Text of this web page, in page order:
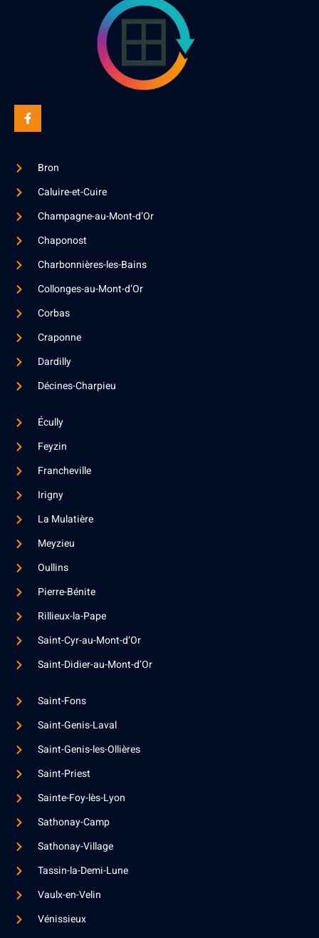
Bron
Caluire-et-Cuire
Champagne-au-Mont-d’Or
Chaponost
Charbonnières-les-Bains
Collonges-au-Mont-d’Or
Corbas
Craponne
Dardilly
Décines-Charpieu
Écully
Feyzin
Francheville
Irigny
La Mulatière
Meyzieu
Oullins
Pierre-Bénite
Rillieux-la-Pape
Saint-Cyr-au-Mont-d’Or
Saint-Didier-au-Mont-d’Or
Saint-Fons
Saint-Genis-Laval
Saint-Genis-les-Ollières
Saint-Priest
Sainte-Foy-lès-Lyon
Sathonay-Camp
Sathonay-Village
Tassin-la-Demi-Lune
Vaulx-en-Velin
Vénissieux